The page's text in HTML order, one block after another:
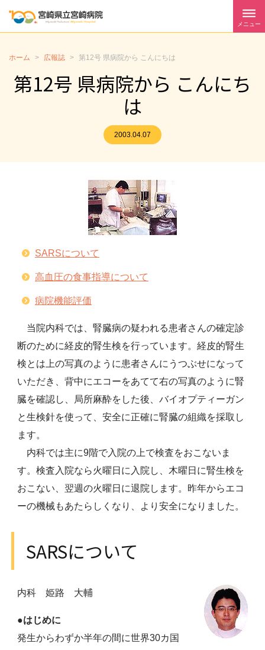
メニュー
ホーム > 広報誌 > 第12号 県病院から こんにちは
第12号 県病院から こんにち
は
2003.04.07
SARSについて
高血圧の食事指導について
病院機能評価
当院内科では、腎臓病の疑われる患者さんの確定診
断のために経皮的腎生検を行っています。経皮的腎生
検とは上の写真のように患者さんにうつぶせになって
いただき、背中にエコーをあてて右の写真のように腎
臓を確認し、局所麻酔をした後、バイオプティーガン
と生検針を使って、安全に正確に腎臓の組織を採取し
ます。
内科では主に9階で入院の上で検査をおこないま
す。検査入院なら火曜日に入院し、木曜日に腎生検を
おこない、翌週の火曜日に退院します。昨年からエコ
ーの機械もあたらしくなり、より安全になりました。
SARSについて
内科 姫路 大輔
●はじめに
発生からわずか半年の間に世界30カ国